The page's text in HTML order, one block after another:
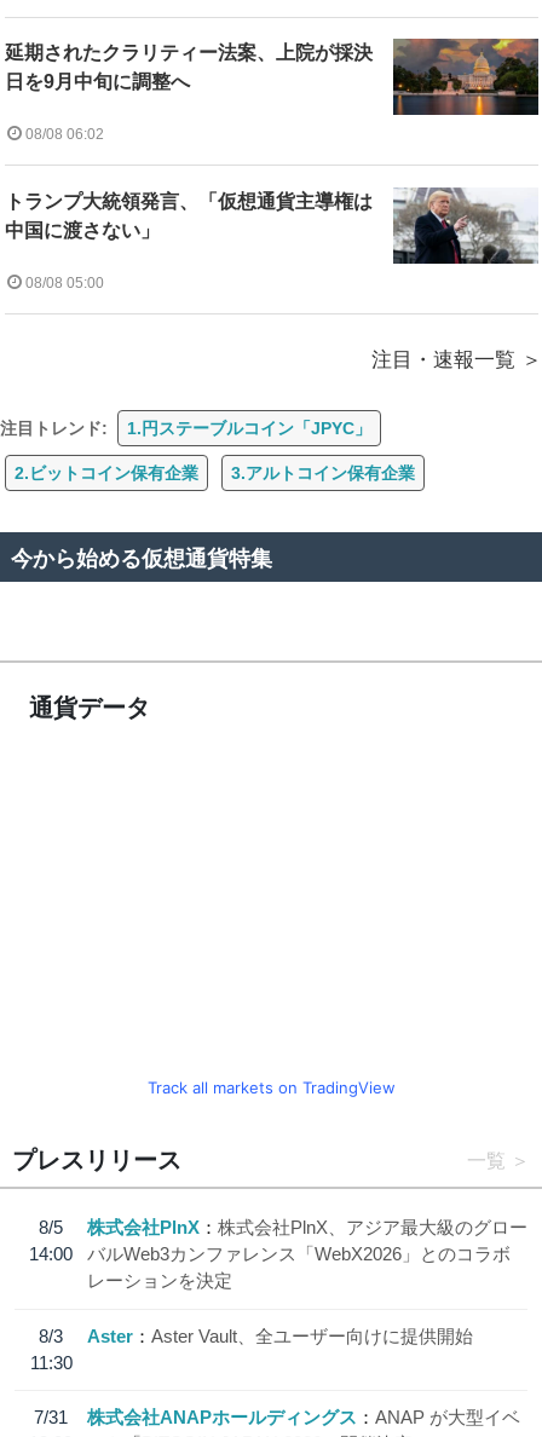
延期されたクラリティー法案、上院が採決
日を9月中旬に調整へ
08/08 06:02
トランプ大統領発言、「仮想通貨主導権は
中国に渡さない」
08/08 05:00
注目・速報一覧
注目トレンド: 1.円ステーブルコイン「JPYC」
2.ビットコイン保有企業 3.アルトコイン保有企業
今から始める仮想通貨特集
通貨データ
Track all markets on TradingView
プレスリリース 一覧
8/5
14:00
株式会社PlnX
株式会社PlnX、アジア最大級のグロー
バルWeb3カンファレンス「WebX2026」とのコラボ
レーションを決定
8/3
11:30
Aster Aster Vault、全ユーザー向けに提供開始
7/31
株式会社ANAPホールディングス
ANAP が大型イベ